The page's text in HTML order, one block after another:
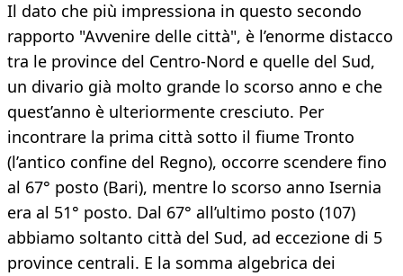
Il dato che più impressiona in questo secondo
rapporto "Avvenire delle città", è l’enorme distacco
tra le province del Centro-Nord e quelle del Sud,
un divario già molto grande lo scorso anno e che
quest’anno è ulteriormente cresciuto. Per
incontrare la prima città sotto il fiume Tronto
(l’antico confine del Regno), occorre scendere fino
al 67° posto (Bari), mentre lo scorso anno Isernia
era al 51° posto. Dal 67° all’ultimo posto (107)
abbiamo soltanto città del Sud, ad eccezione di 5
province centrali. E la somma algebrica dei